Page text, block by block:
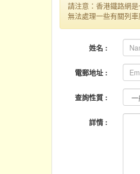
請注意：香港鐵路網
無法處理一些有關列
姓名 :
電郵地址 :
查詢性質 :
詳情 :